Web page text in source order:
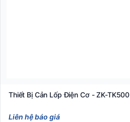
Thiết Bị Cản Lốp Điện Cơ - ZK-TK500
Liên hệ báo giá